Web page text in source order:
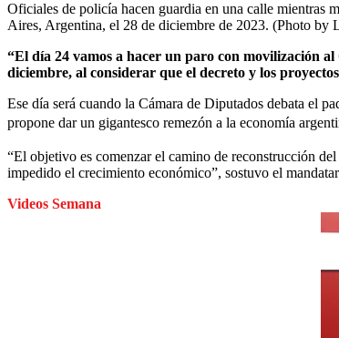
Oficiales de policía hacen guardia en una calle mientras
Aires, Argentina, el 28 de diciembre de 2023. (Photo
“El día 24 vamos a hacer un paro con movilización
diciembre, al considerar que el decreto y los
Ese día será cuando la Cámara de Diputados debata el
propone dar un gigantesco remezón a la economía
“El objetivo es comenzar el camino de reconstrucción
impedido el crecimiento económico”, sostuvo el
Videos Semana